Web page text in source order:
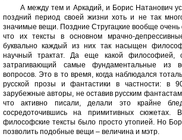
А между тем и Аркадий, и Борис Натанович
поздний период своей жизни хоть и не так
значимые вещи. Поздние Стругацкие вообще
что их тексты в основном мрачно-
буквально каждый из них так насыщен
научный трактат. Да еще какой философией,
затрагивающий самые фундаментальные из
вопросов. Это в то время, когда наблюдался
русской прозы и фантастики в частности: в
зарубежные авторы, не оставив русским
что активно писали, делали это крайне
сосредоточившись на примитивных сюжетах.
философские тексты было просто утопией. Но
позволить подобные вещи – величина и мэтр.